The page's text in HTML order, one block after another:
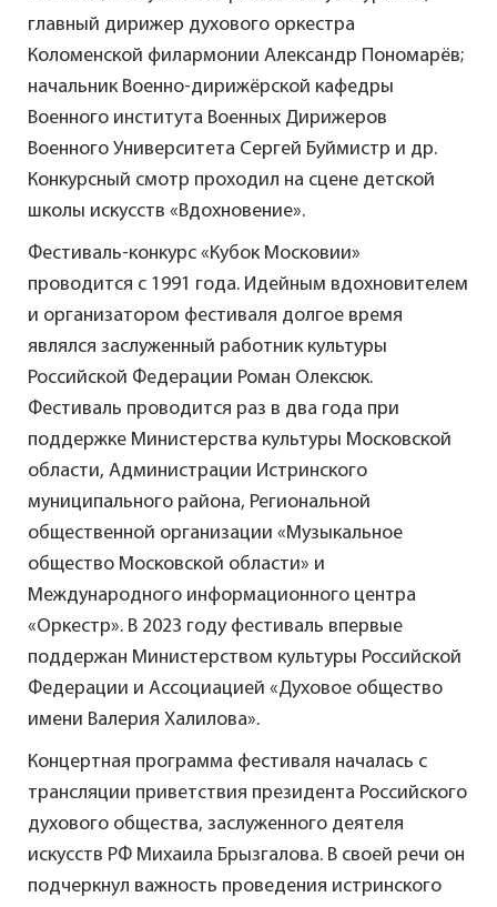
главный дирижер духового оркестра
Коломенской филармонии Александр Пономарёв;
начальник Военно-дирижёрской кафедры
Военного института Военных Дирижеров
Военного Университета Сергей Буймистр и др.
Конкурсный смотр проходил на сцене детской
школы искусств «Вдохновение».
Фестиваль-конкурс «Кубок Московии»
проводится с 1991 года. Идейным вдохновителем
и организатором фестиваля долгое время
являлся заслуженный работник культуры
Российской Федерации Роман Олексюк.
Фестиваль проводится раз в два года при
поддержке Министерства культуры Московской
области, Администрации Истринского
муниципального района, Региональной
общественной организации «Музыкальное
общество Московской области» и
Международного информационного центра
«Оркестр». В 2023 году фестиваль впервые
поддержан Министерством культуры Российской
Федерации и Ассоциацией «Духовое общество
имени Валерия Халилова».
Концертная программа фестиваля началась с
трансляции приветствия президента Российского
духового общества, заслуженного деятеля
искусств РФ Михаила Брызгалова. В своей речи он
подчеркнул важность проведения истринского